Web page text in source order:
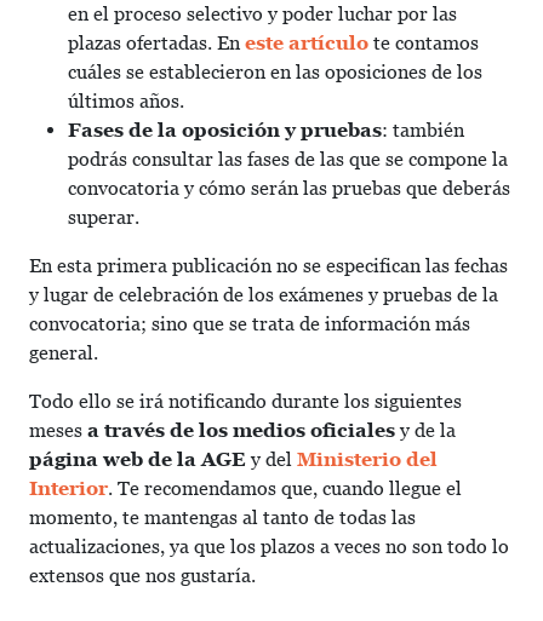
en el proceso selectivo y poder luchar por las
plazas ofertadas. En este artículo te contamos
cuáles se establecieron en las oposiciones de los
últimos años.
Fases de la oposición y pruebas: también
podrás consultar las fases de las que se compone la
convocatoria y cómo serán las pruebas que deberás
superar.
En esta primera publicación no se especifican las fechas
y lugar de celebración de los exámenes y pruebas de la
convocatoria; sino que se trata de información más
general.
Todo ello se irá notificando durante los siguientes
meses a través de los medios oficialesy de la
página web de la AGEy del Ministerio del
Interior. Te recomendamos que, cuando llegue el
momento, te mantengas al tanto de todas las
actualizaciones, ya que los plazos a veces no son todo lo
extensos que nos gustaría.